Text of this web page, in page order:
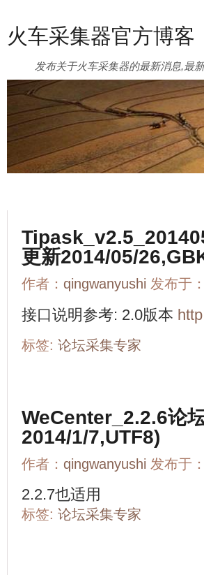
火车采集器官方博客
发布关于火车采集器的最新消息,最
更新2014/05/
作者： qingwanyushi 发布于
接口说明参考: 2.0版本
标签: 论坛采集专家
WeCenter_2.2.6论
2014/1/7,UTF8)
作者： qingwanyushi 发布于
2.2.7也适用
标签: 论坛采集专家